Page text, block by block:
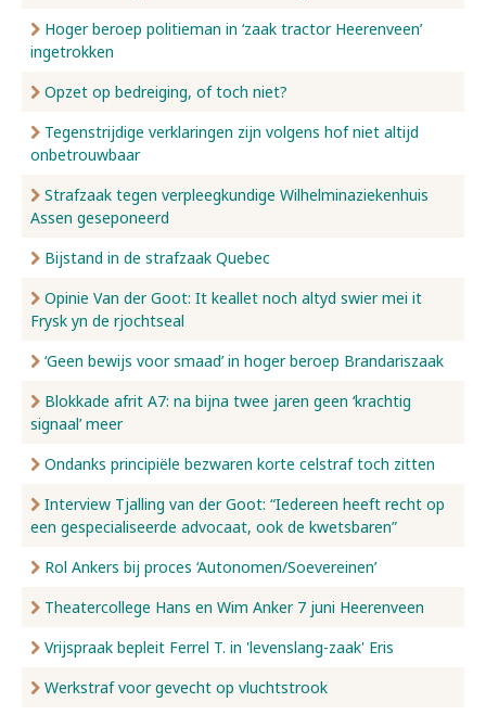
Hoger beroep politieman in ‘zaak tractor Heerenveen’
ingetrokken
Opzet op bedreiging, of toch niet?
Tegenstrijdige verklaringen zijn volgens hof niet altijd
onbetrouwbaar
Strafzaak tegen verpleegkundige Wilhelminaziekenhuis
Assen geseponeerd
Bijstand in de strafzaak Quebec
Opinie Van der Goot: It keallet noch altyd swier mei it
Frysk yn de rjochtseal
‘Geen bewijs voor smaad’ in hoger beroep Brandariszaak
Blokkade afrit A7: na bijna twee jaren geen ‘krachtig
signaal’ meer
Ondanks principiële bezwaren korte celstraf toch zitten
Interview Tjalling van der Goot: “Iedereen heeft recht op
een gespecialiseerde advocaat, ook de kwetsbaren”
Rol Ankers bij proces ‘Autonomen/Soevereinen’
Theatercollege Hans en Wim Anker 7 juni Heerenveen
Vrijspraak bepleit Ferrel T. in 'levenslang-zaak' Eris
Werkstraf voor gevecht op vluchtstrook